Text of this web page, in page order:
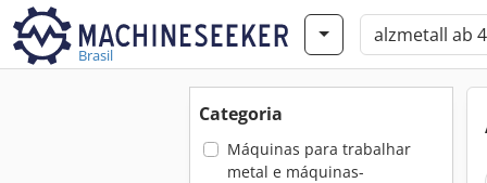
Brasil
Categoria
Máquinas para trabalhar
metal e máquinas-